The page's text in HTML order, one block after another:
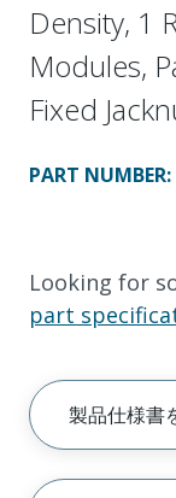
Density, 1
Modules,
Fixed
PART NUMBER:
Looking for
part
製品仕様書